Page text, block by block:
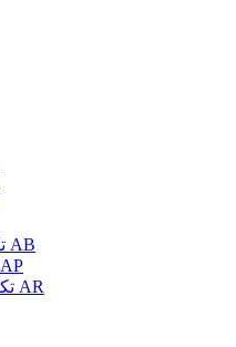
تکسچر آجر نسوز مدرن AB
تکسچر آجر نسوز پلاک AP
تکسچر آجر نسوز رستیک AR